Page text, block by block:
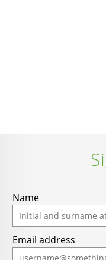
Name
Email address